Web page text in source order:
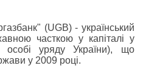
(UGB) - український
часткою у капіталі у
особі уряду України), що
у 2009 році.